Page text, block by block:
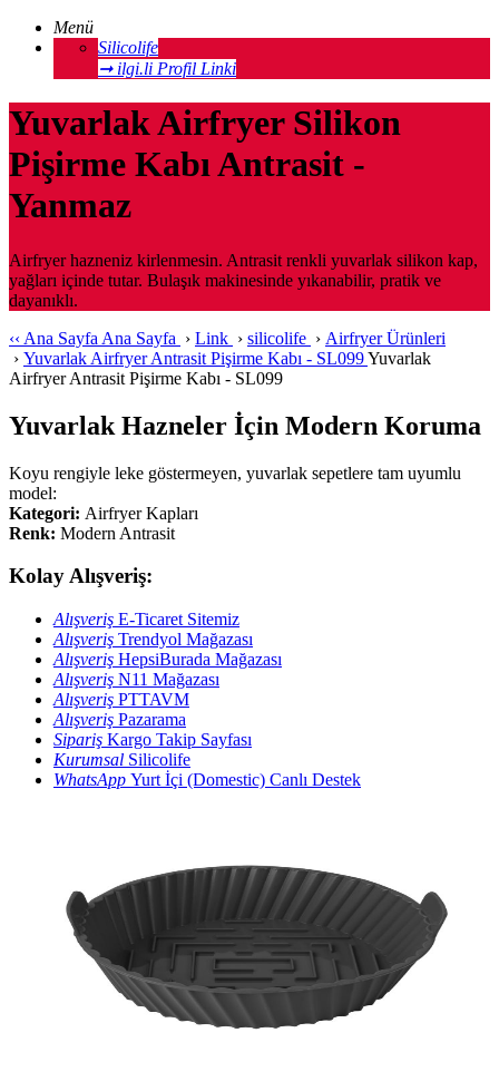
Menü
Silicolife
➞ ilgi.li Profil Linki
Yuvarlak Airfryer Silikon
Pişirme Kabı Antrasit -
Yanmaz
Airfryer hazneniz kirlenmesin. Antrasit renkli yuvarlak silikon kap,
yağları içinde tutar. Bulaşık makinesinde yıkanabilir, pratik ve
dayanıklı.
‹‹ Ana Sayfa Ana Sayfa › Link › silicolife › Airfryer Ürünleri
› Yuvarlak Airfryer Antrasit Pişirme Kabı - SL099Yuvarlak
Airfryer Antrasit Pişirme Kabı - SL099
Yuvarlak Hazneler İçin Modern Koruma
Koyu rengiyle leke göstermeyen, yuvarlak sepetlere tam uyumlu
model:
Kategori: Airfryer Kapları
Renk: Modern Antrasit
Kolay Alışveriş:
Alışveriş E-Ticaret Sitemiz
Alışveriş Trendyol Mağazası
Alışveriş HepsiBurada Mağazası
Alışveriş N11 Mağazası
Alışveriş PTTAVM
Alışveriş Pazarama
Sipariş Kargo Takip Sayfası
Kurumsal Silicolife
WhatsApp Yurt İçi (Domestic) Canlı Destek